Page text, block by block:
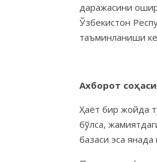
даражасини
Ўзбекистон
таъминланиши
Ахборот
Ҳаёт бир жойда
бўлса,
базаси эса